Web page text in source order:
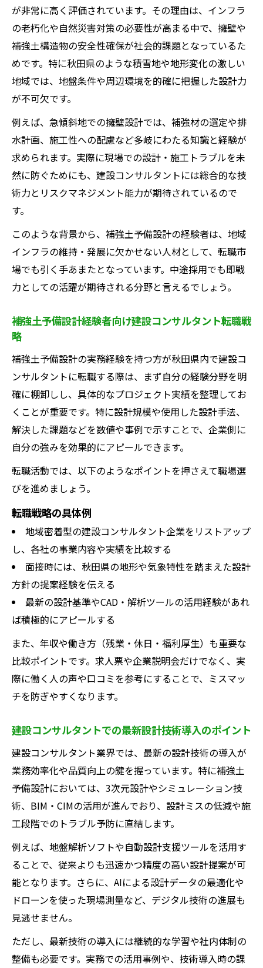
が非常に高く評価されています。その理由は、インフラ
の老朽化や自然災害対策の必要性が高まる中で、擁壁や
補強土構造物の安全性確保が社会的課題となっているた
めです。特に秋田県のような積雪地や地形変化の激しい
地域では、地盤条件や周辺環境を的確に把握した設計力
が不可欠です。
例えば、急傾斜地での擁壁設計では、補強材の選定や排
水計画、施工性への配慮など多岐にわたる知識と経験が
求められます。実際に現場での設計・施工トラブルを未
然に防ぐためにも、建設コンサルタントには総合的な技
術力とリスクマネジメント能力が期待されているので
す。
このような背景から、補強土予備設計の経験者は、地域
インフラの維持・発展に欠かせない人材として、転職市
場でも引く手あまたとなっています。中途採用でも即戦
力としての活躍が期待される分野と言えるでしょう。
補強土予備設計経験者向け建設コンサルタント転職戦
略
補強土予備設計の実務経験を持つ方が秋田県内で建設コ
ンサルタントに転職する際は、まず自分の経験分野を明
確に棚卸しし、具体的なプロジェクト実績を整理してお
くことが重要です。特に設計規模や使用した設計手法、
解決した課題などを数値や事例で示すことで、企業側に
自分の強みを効果的にアピールできます。
転職活動では、以下のようなポイントを押さえて職場選
びを進めましょう。
転職戦略の具体例
地域密着型の建設コンサルタント企業をリストアップ
し、各社の事業内容や実績を比較する
面接時には、秋田県の地形や気象特性を踏まえた設計
方針の提案経験を伝える
最新の設計基準やCAD・解析ツールの活用経験があれ
ば積極的にアピールする
また、年収や働き方（残業・休日・福利厚生）も重要な
比較ポイントです。求人票や企業説明会だけでなく、実
際に働く人の声や口コミを参考にすることで、ミスマッ
チを防ぎやすくなります。
建設コンサルタントでの最新設計技術導入のポイント
建設コンサルタント業界では、最新の設計技術の導入が
業務効率化や品質向上の鍵を握っています。特に補強土
予備設計においては、3次元設計やシミュレーション技
術、BIM・CIMの活用が進んでおり、設計ミスの低減や施
工段階でのトラブル予防に直結します。
例えば、地盤解析ソフトや自動設計支援ツールを活用す
ることで、従来よりも迅速かつ精度の高い設計提案が可
能となります。さらに、AIによる設計データの最適化や
ドローンを使った現場測量など、デジタル技術の進展も
見逃せません。
ただし、最新技術の導入には継続的な学習や社内体制の
整備も必要です。実務での活用事例や、技術導入時の課